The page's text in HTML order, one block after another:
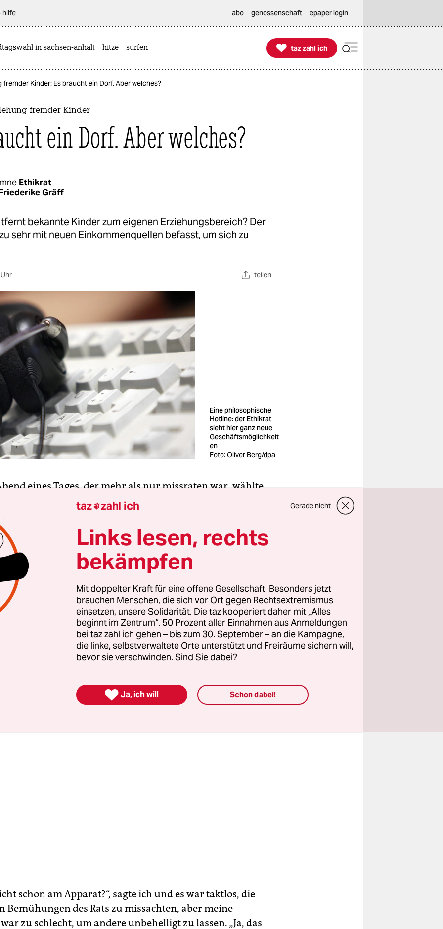
hilfe abo genossenschaft epaper login
in sachsen-anhalt hitze surfen 
taz zahl ich
taz zahl ich
fremder Kinder: Es braucht ein Dorf. Aber welches?
fremder Kinder
ein Dorf. Aber welches?
Ethikrat
Gräff
bekannte Kinder zum eigenen Erziehungsbereich? Der
sehr mit neuen Einkommenquellen befasst, um sich zu
teilen
Eine philosophische
Hotline: der Ethikrat
sieht hier ganz neue
Geschäftsmöglichkeit
en
Foto: Oliver Berg/dpa
eines Tages, der mehr als nur missraten war, wählte
am Telefon die 333. Ich hoffte, dass an deren Ende eine
Botschaft lag, etwas in der Art des
außerhalb der Sturmsaison. Zu meiner
meldete sich der Ethikrat. Der Ethikrat, das sind drei
von geringer Größe, die mir gelegentlich
in Sachen praktischer Ethikgeben.
Einführung in die Geschichte der praktischen Ethik
sagte der Ethikrat, „dann drücken Sie die Eins. Wenn Sie
Thema praktische Ethik und Intersektionalität
dann drücken Sie die Zwei.“ Es folgte ein Husten, dann
des Ratsvorsitzenden: „Wenn Sie direkt mit einem
schon am Apparat?“, sagte ich und es war taktlos, die
Bemühungen des Rats zu missachten, aber meine
zu schlecht, um andere unbehelligt zu lassen. „Ja, das
taz zahl ich Gerade nicht
Links lesen, rechts
bekämpfen
Mit doppelter Kraft für eine offene Gesellschaft! Besonders jetzt
brauchen Menschen, die sich vor Ort gegen Rechtsextremismus
einsetzen, unsere Solidarität. Die taz kooperiert daher mit „Alles
beginnt im Zentrum“. 50 Prozent aller Einnahmen aus Anmeldungen
bei taz zahl ich gehen – bis zum 30. September – an die Kampagne,
die linke, selbstverwaltete Orte unterstützt und Freiräume sichern will,
bevor sie verschwinden. Sind Sie dabei?
 Ja, ich will Schon dabei!